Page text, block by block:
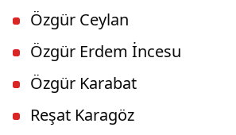
Özgür Ceylan
Özgür Erdem İncesu
Özgür Karabat
Reşat Karagöz